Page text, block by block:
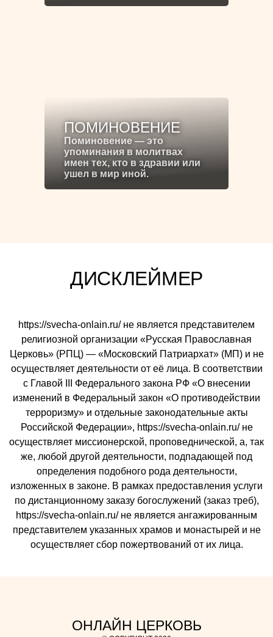
ПОМИНОВЕНИЕ
Поминовение — это
упоминания в молитвах
имен тех, кто в здравии или
ушел в мир иной.
ДИСКЛЕЙМЕР
https://svecha-onlain.ru/ не является представителем
религиозной организации «Русская Православная
Церковь» (РПЦ) — «Московский Патриархат» (МП) и не
осуществляет деятельности от её лица. В соответствии
с Главой III Федерального закона РФ «О внесении
изменений в Федеральный закон «О противодействии
терроризму» и отдельные законодательные акты
Российской Федерации», https://svecha-onlain.ru/ не
осуществляет миссионерской, проповеднической, а, так
же, любой другой деятельности, подпадающей под
определения подобного рода деятельности,
изложенных в законе. В рамках предоставления услуги
по дистанционному заказу богослужений (заказ треб),
https://svecha-onlain.ru/ не является ангажированным
представителем указанных храмов и монастырей и не
осуществляет сбор пожертвований от их лица.
ОНЛАЙН ЦЕРКОВЬ